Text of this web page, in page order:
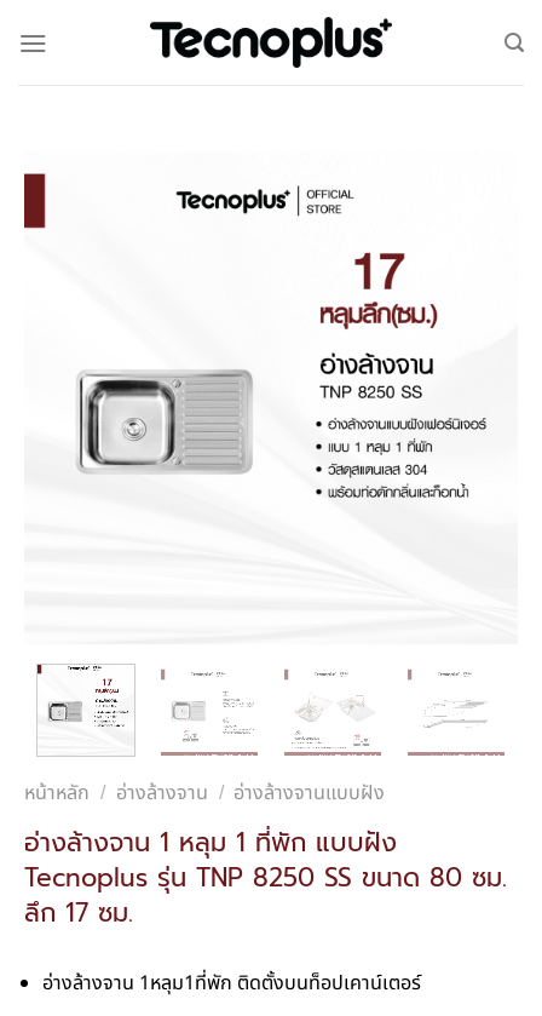
หน้าหลัก / อ่างล้างจาน / อ่างล้างจานแบบฝัง
อ่างล้างจาน 1 หลุม 1 ที่พัก แบบฝัง
Tecnoplus รุ่น TNP 8250 SS ขนาด 80 ซม.
ลึก 17 ซม.
อ่างล้างจาน 1หลุม1ที่พัก ติดตั้งบนท็อปเคาน์เตอร์